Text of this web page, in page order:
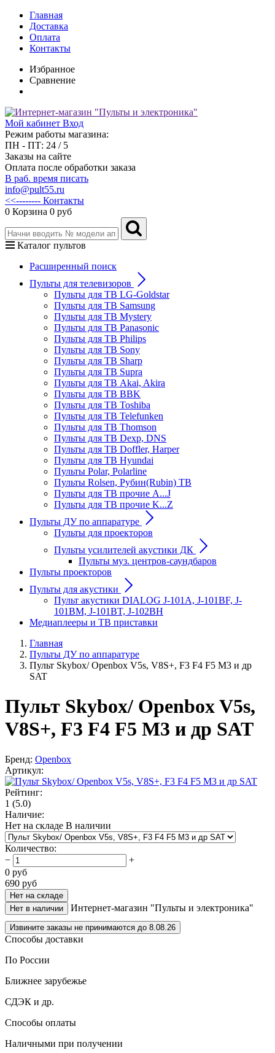
Главная
Доставка
Оплата
Контакты
Избранное
Сравнение
Мой кабинет Вход
Режим работы магазина:
ПН - ПТ: 24 / 5
Заказы на сайте
Оплата после обработки заказа
В раб. время писать
info@pult55.ru
<<-------- Контакты
0 Корзина 0 руб
Каталог пультов
Расширенный поиск
Пульты для телевизоров
Пульты для ТВ LG-Goldstar
Пульты для ТВ Samsung
Пульты для ТВ Mystery
Пульты для ТВ Panasonic
Пульты для ТВ Philips
Пульты для ТВ Sony
Пульты для ТВ Sharp
Пульты для ТВ Supra
Пульты для ТВ Akai, Akira
Пульты для ТВ BBK
Пульты для ТВ Toshiba
Пульты для ТВ Telefunken
Пульты для ТВ Thomson
Пульты для ТВ Dexp, DNS
Пульты для ТВ Doffler, Harper
Пульты для ТВ Hyundai
Пульты Polar, Polarline
Пульты Rolsen, Рубин(Rubin) ТВ
Пульты для ТВ прочие A...J
Пульты для ТВ прочие K...Z
Пульты ДУ по аппаратуре
Пульты для проекторов
Пульты усилителей акустики ДК
Пульты муз. центров-саундбаров
Пульты проекторов
Пульты для акустики
Пульт акустики DIALOG J-101A, J-101BF, J-
101BM, J-101BT, J-102BH
Медиаплееры и ТВ приставки
Главная
Пульты ДУ по аппаратуре
Пульт Skybox/ Openbox V5s, V8S+, F3 F4 F5 M3 и др
SAT
Пульт Skybox/ Openbox V5s,
V8S+, F3 F4 F5 M3 и др SAT
Бренд: Openbox
Артикул:
Рейтинг:
1 (5.0)
Наличие:
Нет на складе В наличии
Количество:
−
+
0 руб
690 руб
Нет на складе
Нет в наличии
Интернет-магазин "Пульты и электроника"
Извините заказы не принимаются до 8.08.26
Способы доставки
По России
Ближнее зарубежье
СДЭК и др.
Способы оплаты
Наличными при получении